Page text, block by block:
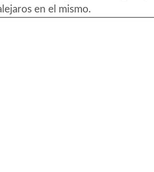
en el mismo.